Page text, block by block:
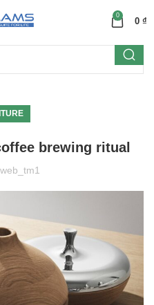
0
0 ₫
brewing ritual